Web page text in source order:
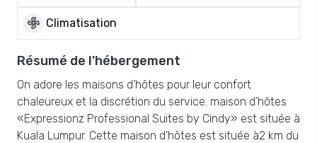
mode_fan Climatisation
Résumé de l'hébergement
On adore les maisons d’hôtes pour leur confort
chaleureux et la discrétion du service. maison d’hôtes
«Expressionz Professional Suites by Cindy» est située à
Kuala Lumpur. Cette maison d’hôtes est située à2 km du